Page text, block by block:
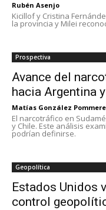
Rubén Asenjo
Kicillof y Cristina
la provincia y Milei
Prospectiva
Avance del
hacia Argentina
Matías González
El narcotráfico en
y Chile. Este análisis
podrían definirse.
Geopolítica
Estados Unidos
control